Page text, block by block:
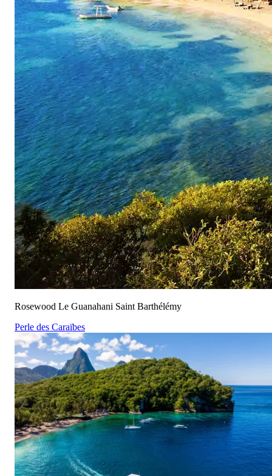
Rosewood Le Guanahani Saint Barthélémy
Perle des Caraïbes